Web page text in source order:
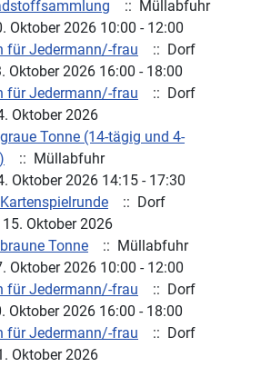
:: Müllabfuhr
Oktober 2026 10:00 - 12:00
für Jedermann/-frau
:: Dorf
Oktober 2026 16:00 - 18:00
für Jedermann/-frau
:: Dorf
Oktober 2026
Tonne (14-tägig und 4-
:: Müllabfuhr
Oktober 2026 14:15 - 17:30
:: Dorf
Oktober 2026
Tonne
:: Müllabfuhr
Oktober 2026 10:00 - 12:00
für Jedermann/-frau
:: Dorf
Oktober 2026 16:00 - 18:00
für Jedermann/-frau
:: Dorf
Oktober 2026